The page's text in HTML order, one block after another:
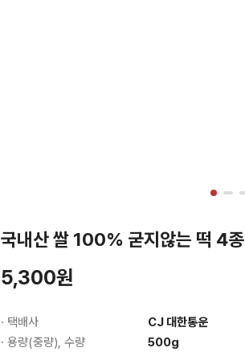
국내산 쌀 100% 굳지않는 떡 4종
5,300원
· 택배사
CJ 대한통운
· 용량(중량), 수량
500g